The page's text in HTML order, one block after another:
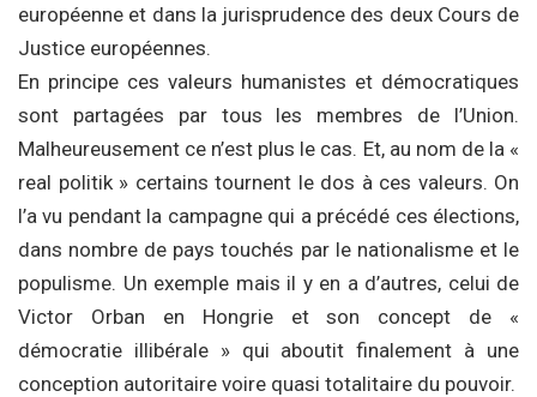
européenne et dans la jurisprudence des deux Cours de
Justice européennes.
En principe ces valeurs humanistes et démocratiques
sont partagées par tous les membres de l’Union.
Malheureusement ce n’est plus le cas. Et, au nom de la «
real politik » certains tournent le dos à ces valeurs. On
l’a vu pendant la campagne qui a précédé ces élections,
dans nombre de pays touchés par le nationalisme et le
populisme. Un exemple mais il y en a d’autres, celui de
Victor Orban en Hongrie et son concept de «
démocratie illibérale » qui aboutit finalement à une
conception autoritaire voire quasi totalitaire du pouvoir.